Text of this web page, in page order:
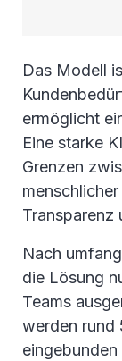
Das Modell
ermöglicht
Eine starke
Grenzen
Transparenz
Nach
die Lösung
Teams
werden rund
eingebunden